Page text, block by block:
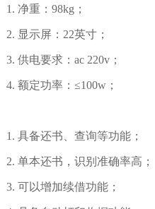
1. 净重： 98kg；
2. 显示屏：22英寸；
3. 供电要求： ac 220v；
4. 额定功率： ≤100w；
1. 具备还书、 查询等功能；
2. 单本还书，识别准确率高 ；
3. 可以增加续借功能；